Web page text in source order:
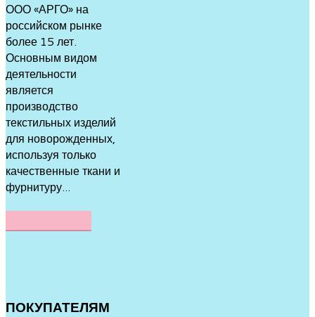
ООО «АРГО» на
российском рынке
более 15 лет.
Основным видом
деятельности
является
производство
текстильных изделий
для новорожденных,
используя только
качественные ткани и
фурнитуру...
ПОКУПАТЕЛЯМ